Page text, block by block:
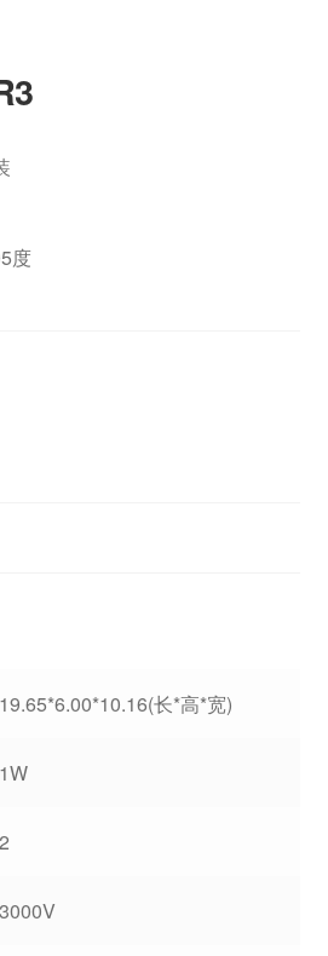
度
19.65*6.00*10.16(长*高*宽)
1W
2
3000V